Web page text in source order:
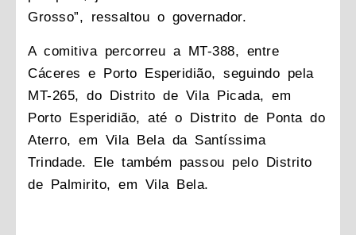
Grosso”, ressaltou o governador.
A comitiva percorreu a MT-388, entre
Cáceres e Porto Esperidião, seguindo pela
MT-265, do Distrito de Vila Picada, em
Porto Esperidião, até o Distrito de Ponta do
Aterro, em Vila Bela da Santíssima
Trindade. Ele também passou pelo Distrito
de Palmirito, em Vila Bela.